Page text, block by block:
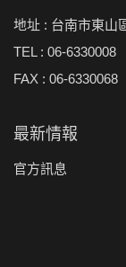
地址 : 台南市東山
TEL : 06-6330008
FAX : 06-6330068
最新情報
官方訊息